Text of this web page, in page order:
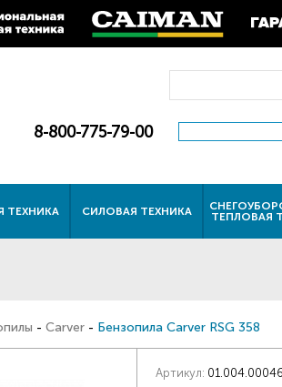
8-800-775-79-00
ТЕХНИКА СИЛОВАЯ ТЕХНИКА
ТЕПЛОВАЯ
- Carver - Бензопила Carver RSG 358
Артикул: 01.004.00046